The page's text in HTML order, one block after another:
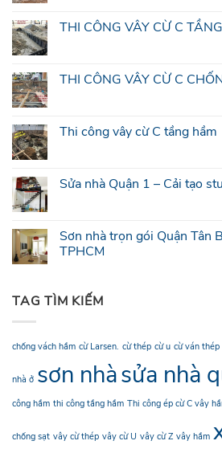
THI CÔNG VÂY CỪ C
THI CÔNG VÂY CỪ C
Thi công vây cừ C tầng hầm
Sửa nhà Quận 1 – Cải tạo
Sơn nhà trọn gói Quận Tân
TPHCM
TAG TÌM KIẾM
chống vách hầm cừ Larsen. cừ thép cừ u cừ ván thép
nhà ở sơn nhàsửa nhà
công hầm thi công tầng hầm Thi công ép cừ C vây
chống sạt vây cừ thép vây cừ U vây cừ Z vây hầm